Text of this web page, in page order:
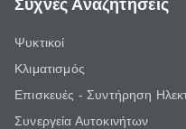
Συχνές Αναζητήσεις
Ψυκτικοί
Κλιματισμός
Επισκευές - Συντήρηση
Συνεργεία Αυτοκινήτων